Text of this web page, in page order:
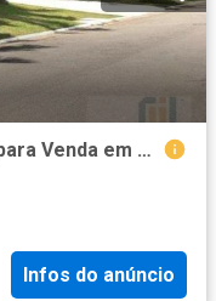
Casa / Sobrado em Condomínio para Venda em Barueri/SP Alphaville 5 Quartos
Infos do anúncio